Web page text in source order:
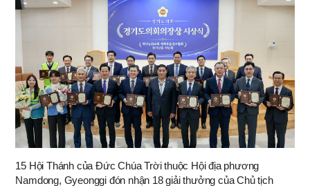
15 Hội Thánh của Ðức Chúa Trời thuộc Hội địa phương
Namdong, Gyeonggi đón nhận 18 giải thưởng của Chủ tịch